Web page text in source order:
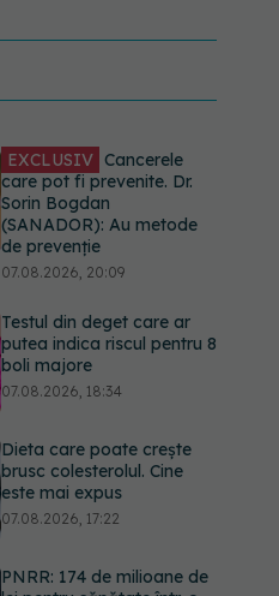
EXCLUSIV Cancerele
care pot fi prevenite. Dr.
Sorin Bogdan
(SANADOR): Au metode
de prevenție
07.08.2026, 20:09
Testul din deget care ar
putea indica riscul pentru 8
boli majore
07.08.2026, 18:34
Dieta care poate crește
brusc colesterolul. Cine
este mai expus
07.08.2026, 17:22
PNRR: 174 de milioane de